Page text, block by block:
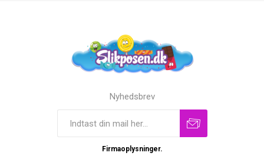
Nyhedsbrev
Firmaoplysninger.